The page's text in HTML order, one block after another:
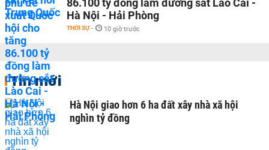
86.100 tỷ đồng làm đường sắt Lào Cai -
Hà Nội - Hải Phòng
THỜI SỰ - 10 giờ trước
Tin mới
Hà Nội giao hơn 6 ha đất xây nhà xã hội
nghìn tỷ đồng